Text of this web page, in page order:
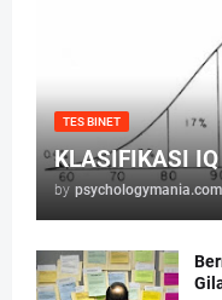
TES BINET
KLASIFIKASI
by psychologymania.com